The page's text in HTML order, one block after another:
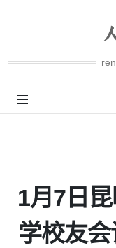
1月7日
学校友